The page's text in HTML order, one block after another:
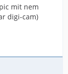
mit nem
digi-cam)